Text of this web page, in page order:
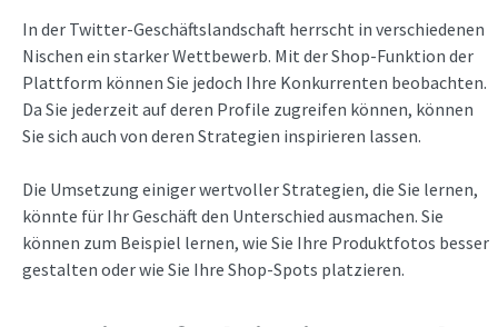
In der Twitter-Geschäftslandschaft herrscht in verschiedenen
Nischen ein starker Wettbewerb. Mit der Shop-Funktion der
Plattform können Sie jedoch Ihre Konkurrenten beobachten.
Da Sie jederzeit auf deren Profile zugreifen können, können
Sie sich auch von deren Strategien inspirieren lassen.
Die Umsetzung einiger wertvoller Strategien, die Sie lernen,
könnte für Ihr Geschäft den Unterschied ausmachen. Sie
können zum Beispiel lernen, wie Sie Ihre Produktfotos besser
gestalten oder wie Sie Ihre Shop-Spots platzieren.